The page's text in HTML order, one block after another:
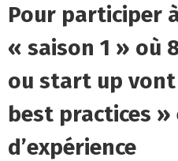
Pour participer
« saison 1 » où
ou start up
best practices
d’expérience